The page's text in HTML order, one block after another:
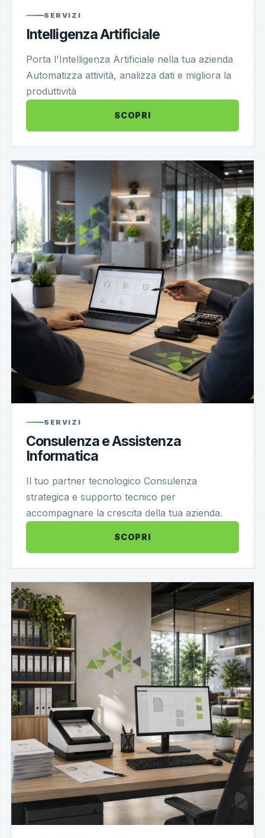
SERVIZI
Intelligenza Artificiale
Porta l'Intelligenza Artificiale nella tua azienda
Automatizza attività, analizza dati e migliora la
produttività
SCOPRI
SERVIZI
Consulenza e Assistenza
Informatica
Il tuo partner tecnologico Consulenza
strategica e supporto tecnico per
accompagnare la crescita della tua azienda.
SCOPRI